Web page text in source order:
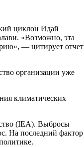
циклон Идай
«Возможно, эта
— цитирует отчет
организации уже
климатических
(IEA). Выбросы
На последний фактор